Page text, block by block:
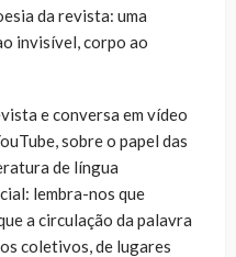
da revista: uma
invisível, corpo ao
e conversa em vídeo
sobre o papel das
de língua
lembra-nos que
a circulação da palavra
coletivos, de lugares